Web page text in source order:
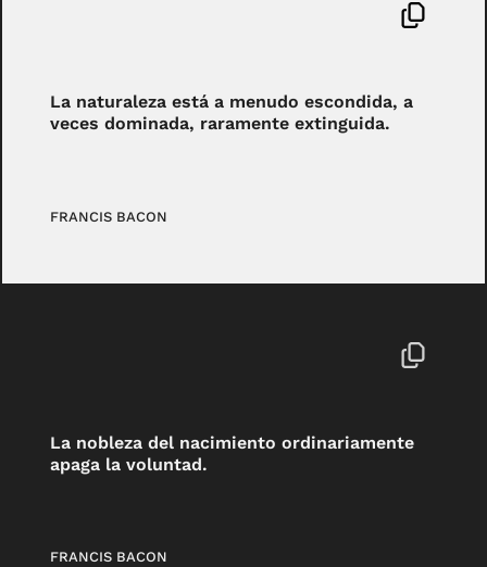
La naturaleza está a menudo escondida, a
veces dominada, raramente extinguida.
FRANCIS BACON
La nobleza del nacimiento ordinariamente
apaga la voluntad.
FRANCIS BACON